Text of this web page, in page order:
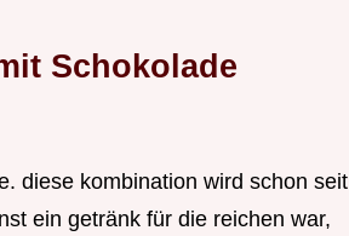
Schokolade
diese kombination wird schon seit
ein getränk für die reichen war,